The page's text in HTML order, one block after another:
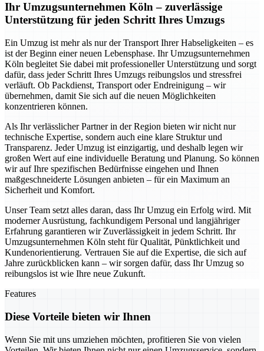
Ihr Umzugsunternehmen Köln – zuverlässige
Unterstützung für jeden Schritt Ihres Umzugs
Ein Umzug ist mehr als nur der Transport Ihrer Habseligkeiten – es
ist der Beginn einer neuen Lebensphase. Ihr Umzugsunternehmen
Köln begleitet Sie dabei mit professioneller Unterstützung und sorgt
dafür, dass jeder Schritt Ihres Umzugs reibungslos und stressfrei
verläuft. Ob Packdienst, Transport oder Endreinigung – wir
übernehmen, damit Sie sich auf die neuen Möglichkeiten
konzentrieren können.
Als Ihr verlässlicher Partner in der Region bieten wir nicht nur
technische Expertise, sondern auch eine klare Struktur und
Transparenz. Jeder Umzug ist einzigartig, und deshalb legen wir
großen Wert auf eine individuelle Beratung und Planung. So können
wir auf Ihre spezifischen Bedürfnisse eingehen und Ihnen
maßgeschneiderte Lösungen anbieten – für ein Maximum an
Sicherheit und Komfort.
Unser Team setzt alles daran, dass Ihr Umzug ein Erfolg wird. Mit
moderner Ausrüstung, fachkundigem Personal und langjähriger
Erfahrung garantieren wir Zuverlässigkeit in jedem Schritt. Ihr
Umzugsunternehmen Köln steht für Qualität, Pünktlichkeit und
Kundenorientierung. Vertrauen Sie auf die Expertise, die sich auf
Jahre zurückblicken kann – wir sorgen dafür, dass Ihr Umzug so
reibungslos ist wie Ihre neue Zukunft.
Features
Diese Vorteile bieten wir Ihnen
Wenn Sie mit uns umziehen möchten, profitieren Sie von vielen